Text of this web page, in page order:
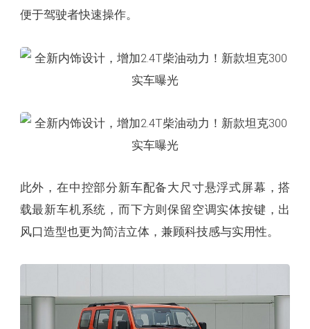
便于驾驶者快速操作。
此外，在中控部分新车配备大尺寸悬浮式屏幕，搭
载最新车机系统，而下方则保留空调实体按键，出
风口造型也更为简洁立体，兼顾科技感与实用性。